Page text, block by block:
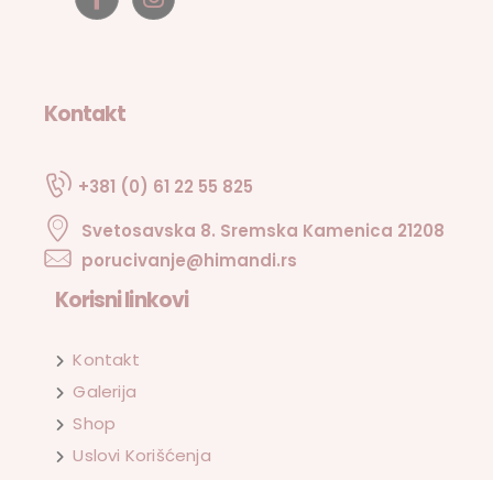
Kontakt
+381 (0) 61 22 55 825
Svetosavska 8. Sremska Kamenica 21208
porucivanje@himandi.rs
Korisni linkovi
Kontakt
Galerija
Shop
Uslovi Korišćenja